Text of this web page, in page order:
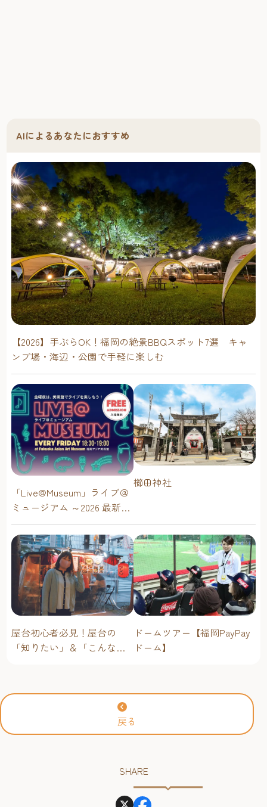
AIによるあなたにおすすめ
【2026】手ぶらOK！福岡の絶景BBQスポット7選 キャ
ンプ場・海辺・公園で手軽に楽しむ
「Live@Museum」ライブ＠
ミュージアム ～2026 最新イ
ベントスケジュール！【福
岡アジア美術館】
櫛田神社
屋台初心者必見！屋台の
「知りたい」＆「こんな時
ドームツアー【福岡PayPay
ドーム】
戻る
SHARE